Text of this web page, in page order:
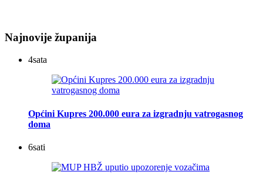
Najnovije županija
4sata
Općini Kupres 200.000 eura za izgradnju vatrogasnog
doma
6sati